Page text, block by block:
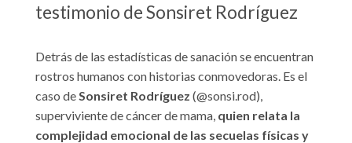
testimonio de Sonsiret Rodríguez
Detrás de las estadísticas de sanación se encuentran
rostros humanos con historias conmovedoras. Es el
caso de Sonsiret Rodríguez (@sonsi.rod),
superviviente de cáncer de mama, quien relata la
complejidad emocional de las secuelas físicas y